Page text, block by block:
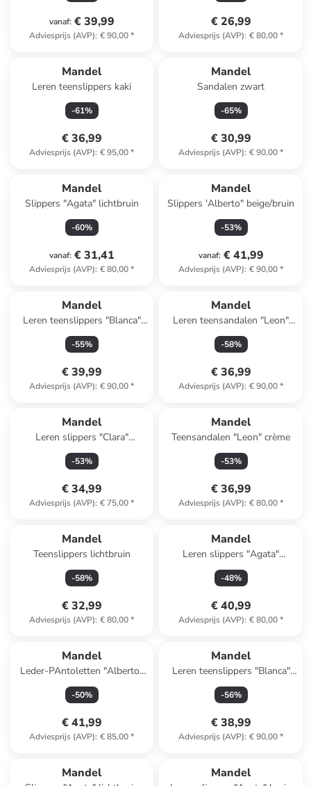
vanaf: € 39,99
Adviesprijs (AVP): € 90,00*
€ 26,99
Adviesprijs (AVP): € 80,00*
Mandel
Leren teenslippers kaki
-61%
€ 36,99
Adviesprijs (AVP): € 95,00*
Mandel
Sandalen zwart
-65%
€ 30,99
Adviesprijs (AVP): € 90,00*
Mandel
Slippers "Agata" lichtbruin
-60%
vanaf: € 31,41
Adviesprijs (AVP): € 80,00*
Mandel
Slippers 'Alberto" beige/bruin
-53%
vanaf: € 41,99
Adviesprijs (AVP): € 90,00*
Mandel
Leren teenslippers "Blanca"
groen
-55%
€ 39,99
Adviesprijs (AVP): € 90,00*
Mandel
Leren teensandalen "Leon"
bruin
-58%
€ 36,99
Adviesprijs (AVP): € 90,00*
Mandel
Leren slippers "Clara"
lichtblauw
-53%
€ 34,99
Adviesprijs (AVP): € 75,00*
Mandel
Teensandalen "Leon" crème
-53%
€ 36,99
Adviesprijs (AVP): € 80,00*
Mandel
Teenslippers lichtbruin
-58%
€ 32,99
Adviesprijs (AVP): € 80,00*
Mandel
Leren slippers "Agata"
lichtblauw
-48%
€ 40,99
Adviesprijs (AVP): € 80,00*
Mandel
Leder-PAntoletten "Alberto"
lichtbruin
-50%
€ 41,99
Adviesprijs (AVP): € 85,00*
Mandel
Leren teenslippers "Blanca"
taupe
-56%
€ 38,99
Adviesprijs (AVP): € 90,00*
Mandel Mandel